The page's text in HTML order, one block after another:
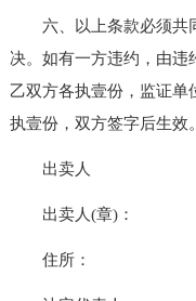
六、以上条款必须共
决。如有一方违约，由违
乙双方各执壹份，监证单
执壹份，双方签字后生效。
出卖人
出卖人(章)：
住所：